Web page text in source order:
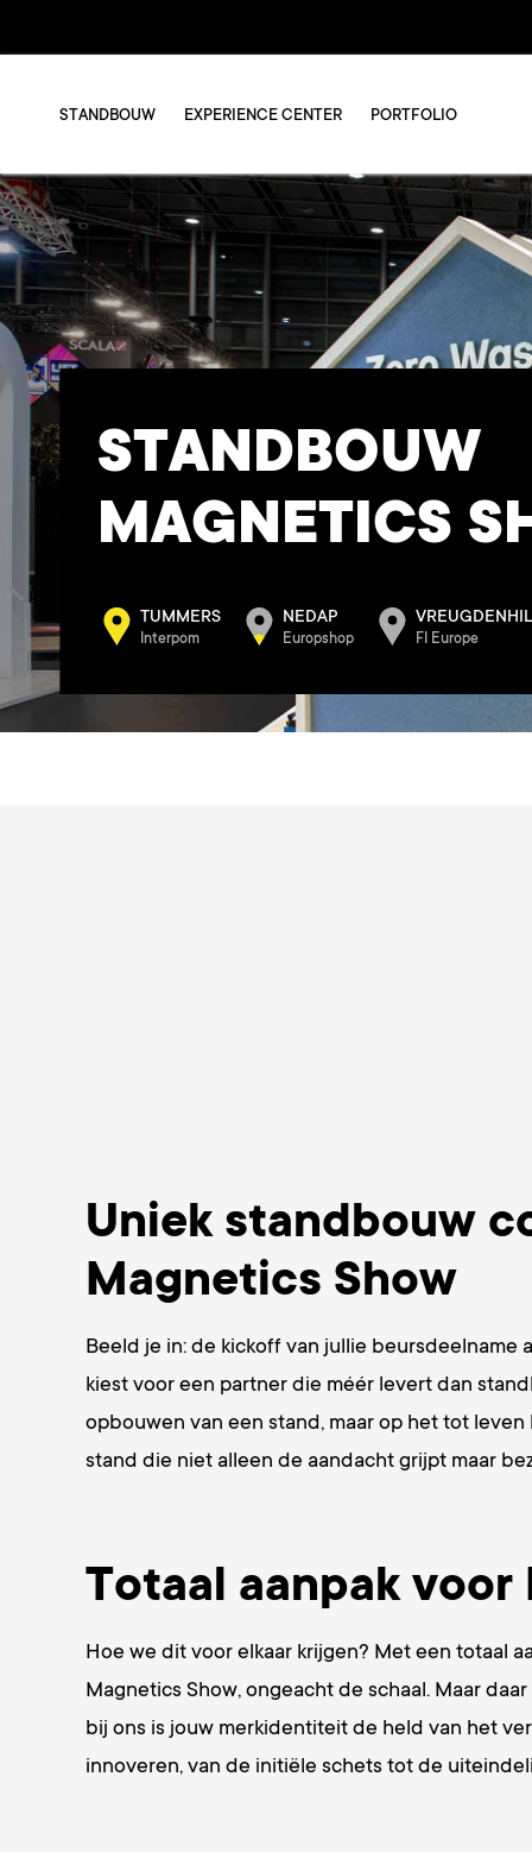
STANDBOUW EXPERIENCE CENTER PORTFOLIO
STANDBOUW
MAGNETICS
TUMMERS
Interpom
NEDAP
Europshop FI Europe
Uniek standbouw
Magnetics Show
Beeld je in: de kickoff van jullie beursdeelname
kiest voor een partner die méér levert dan
opbouwen van een stand, maar op het tot
stand die niet alleen de aandacht grijpt maar
Totaal aanpak voor
Hoe we dit voor elkaar krijgen? Met een totaal
Magnetics Show, ongeacht de schaal. Maar
bij ons is jouw merkidentiteit de held van het
innoveren, van de initiële schets tot de